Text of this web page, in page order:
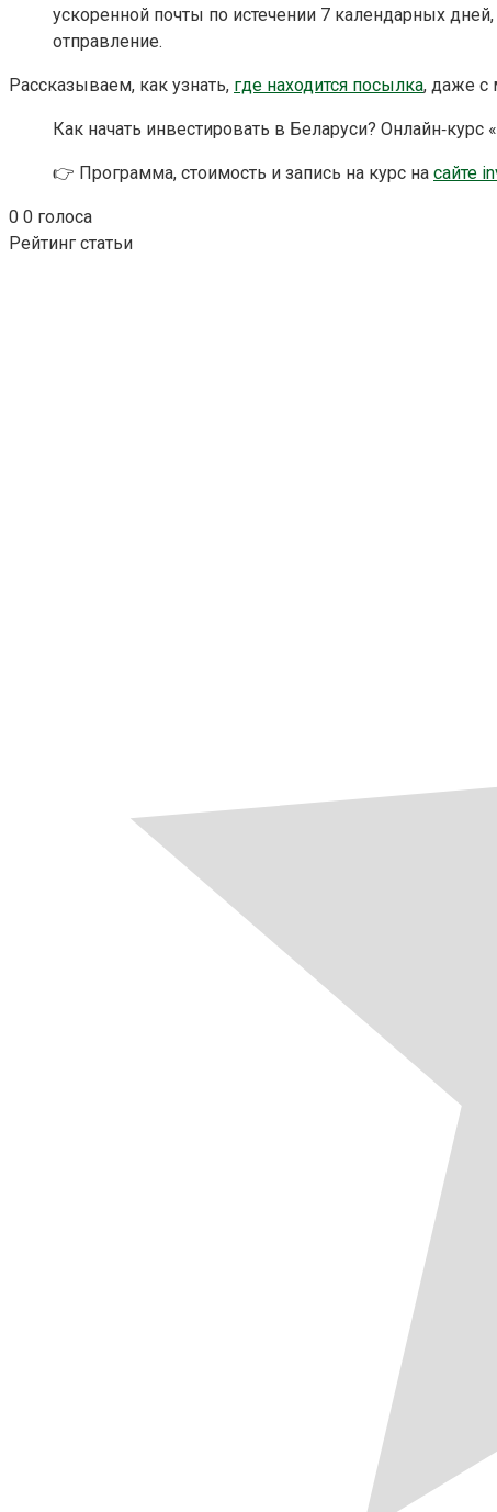
ускоренной почты по истечении 7 календарных
отправление.
Рассказываем, как узнать, где находится посылка, даже с
Как начать инвестировать в Беларуси?
👉 Программа, стоимость и запись на курс на сайте
0 0 голоса
Рейтинг статьи